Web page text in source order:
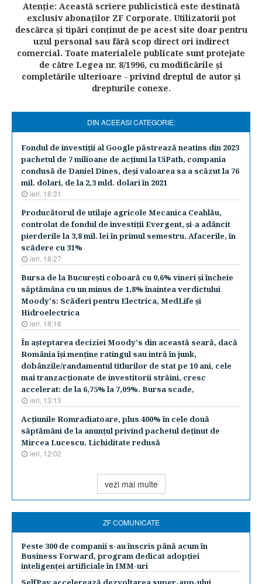
Atenţie: Această scriere publicistică este destinată
exclusiv abonaţilor ZF Corporate. Utilizatorii pot
descărca şi tipări conţinut de pe acest site doar pentru
uzul personal sau fără scop direct ori indirect
comercial. Toate materialele publicate sunt protejate
de către Legea nr. 8/1996, cu modificările şi
completările ulterioare - privind dreptul de autor şi
drepturile conexe.
DIN ACEEASI CATEGORIE:
Fondul de investiţii al Google păstrează neatins din 2023
pachetul de 7 milioane de acţiuni la UiPath, compania
condusă de Daniel Dines, deşi valoarea sa a scăzut la 76
mil. dolari, de la 2,3 mld. dolari în 2021
ieri, 18:31
Producătorul de utilaje agricole Mecanica Ceahlău,
controlat de fondul de investiţii Evergent, şi-a adâncit
pierderile la 3,8 mil. lei în primul semestru. Afacerile, în
scădere cu 31%
ieri, 18:27
Bursa de la Bucureşti coboară cu 0,6% vineri şi încheie
săptămâna cu un minus de 1,8% înaintea verdictului
Moody's: Scăderi pentru Electrica, MedLife şi
Hidroelectrica
ieri, 18:16
În aşteptarea deciziei Moody's din această seară, dacă
România îşi menţine ratingul sau intră în junk,
dobânzile/randamentul titlurilor de stat pe 10 ani, cele
mai tranzacţionate de investitorii străini, cresc
accelerat: de la 6,75% la 7,09%. Bursa scade,
ieri, 13:13
Acţiunile Romradiatoare, plus 400% în cele două
săptămâni de la anunţul privind pachetul deţinut de
Mircea Lucescu. Lichiditate redusă
ieri, 12:02
vezi mai multe
ZF COMUNICATE
Peste 300 de companii s-au înscris până acum în
Business Forward, program dedicat adopției
inteligenței artificiale în IMM-uri